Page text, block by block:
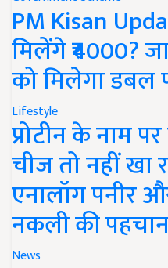
PM Kisan
मिलेंगे ₹4000?
को मिलेगा डबल
Lifestyle
प्रोटीन के नाम
चीज तो नहीं खा
एनालॉग पनीर
नकली की
News